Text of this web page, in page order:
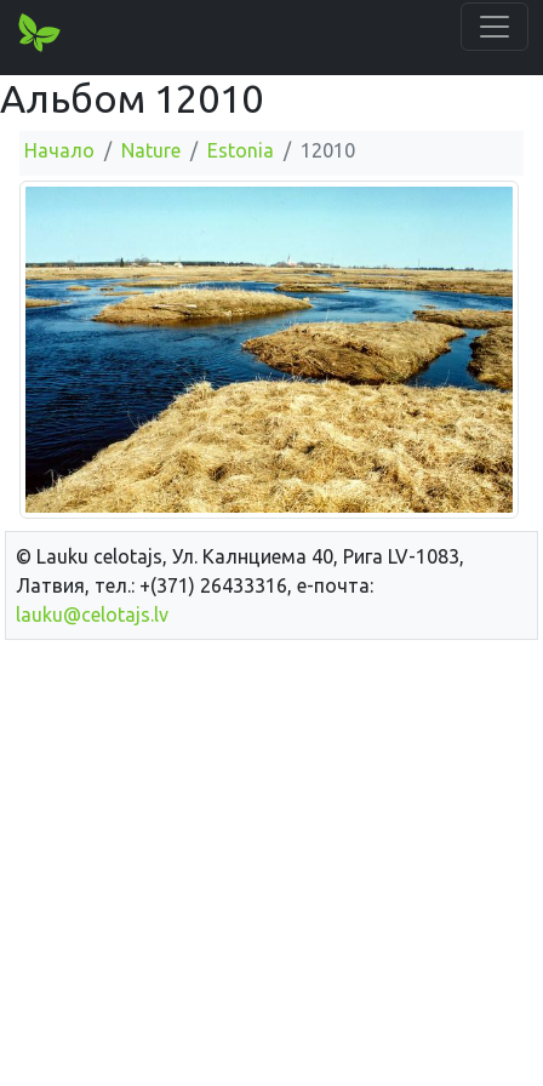
Альбом 12010
Начало Nature Estonia 12010
© Lauku сelotajs, Ул. Калнциема 40, Рига LV-1083,
Латвия, тел.: +(371) 26433316, е-почта:
lauku@celotajs.lv